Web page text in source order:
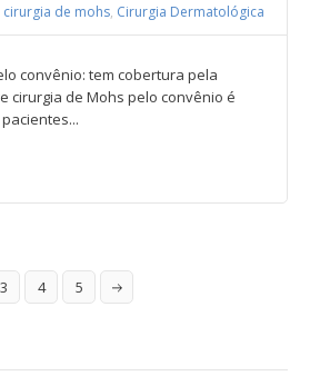
cirurgia de mohs, Cirurgia Dermatológica
convênio: tem cobertura pela
cirurgia de Mohs pelo convênio é
3 4 5